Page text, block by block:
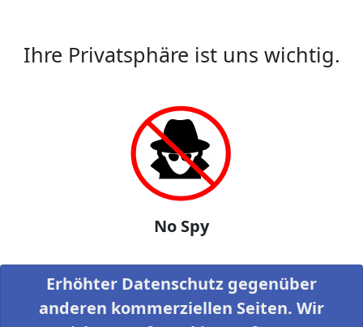
Ihre Privatsphäre ist uns wichtig.
No Spy
Erhöhter Datenschutz gegenüber
anderen kommerziellen Seiten. Wir